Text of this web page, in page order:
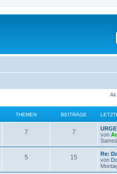
THEMEN BEITRÄGE
7 7
von
5 15
Re:
von